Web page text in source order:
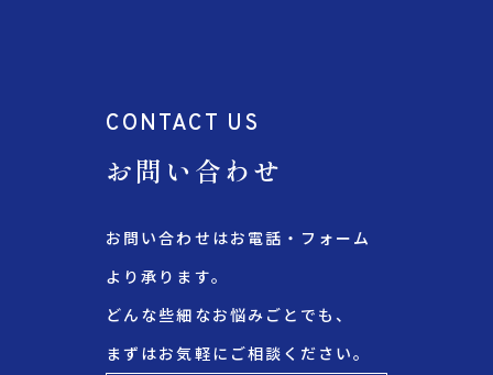
CONTACT US
お問い合わせ
お問い合わせはお電話・フォーム
より承ります。
どんな些細なお悩みごとでも、
まずはお気軽にご相談ください。